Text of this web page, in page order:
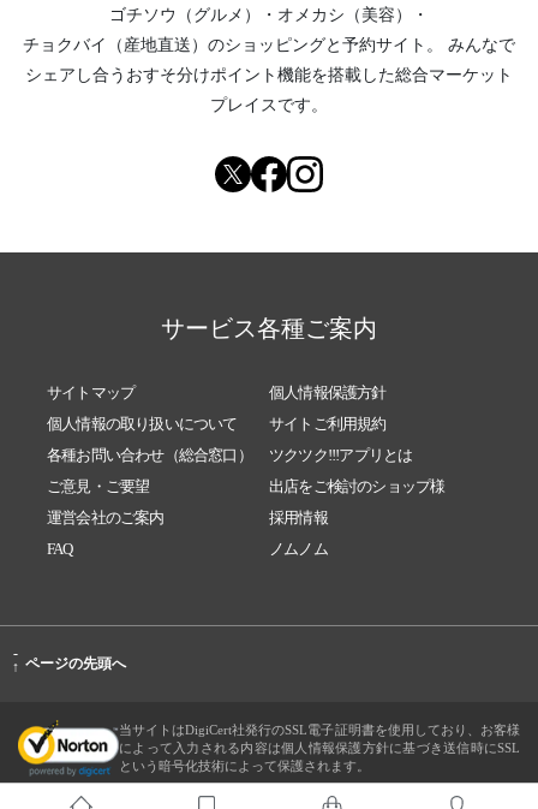
ゴチソウ（グルメ）
・ オメカシ（美容）
・
チョクバイ（産地直送） のショッピングと予約サイト。
みんなで
シェアし合う おすそ分けポイント機能を搭載した総合マーケット
プレイスです。
サービス各種ご案内
サイトマップ
個人情報保護方針
個人情報の取り扱いについて
サイトご利用規約
各種お問い合わせ（総合窓口）
ツクツク!!!アプリとは
ご意見・ご要望
出店をご検討のショップ様
運営会社のご案内
採用情報
FAQ
ノムノム
-
↑ ページの先頭へ
当サイトはDigiCert社発行のSSL電子証明書を使用しており、お客様
によって入力される内容は個人情報保護方針に基づき送信時にSSL
という暗号化技術によって保護されます。